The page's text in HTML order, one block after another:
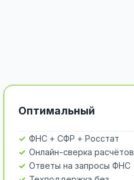
Оптимальный
ФНС + СФР + Росстат
Онлайн-сверка расчётов
Ответы на запросы ФНС